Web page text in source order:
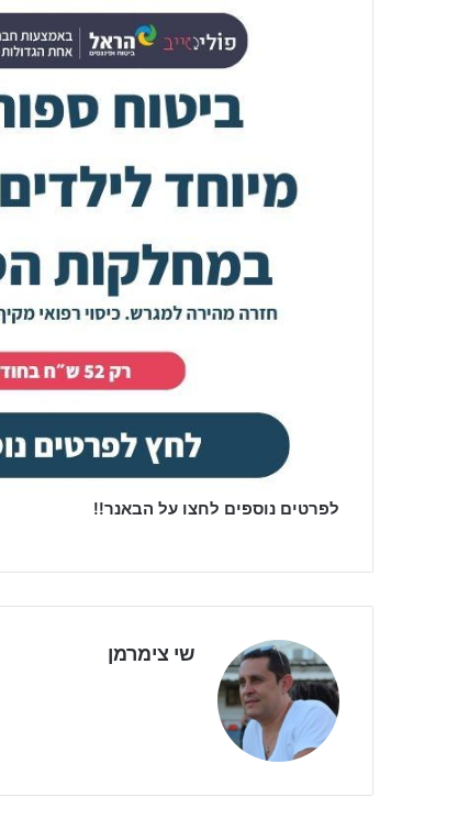
לפרטים נוספים לחצו על הבאנר!!
שי צימרמן